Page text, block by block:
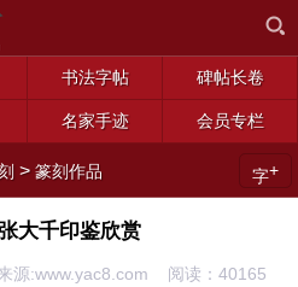
书法字帖 碑帖长卷
名家手迹 会员专栏
>篆刻作品 字+
大千印鉴欣赏
:www.yac8.com 阅读： 40165